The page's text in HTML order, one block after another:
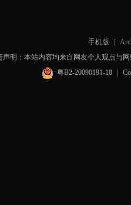
手机版
声明：本站内容均来自网友个人观点与
粤B2-20090191-18